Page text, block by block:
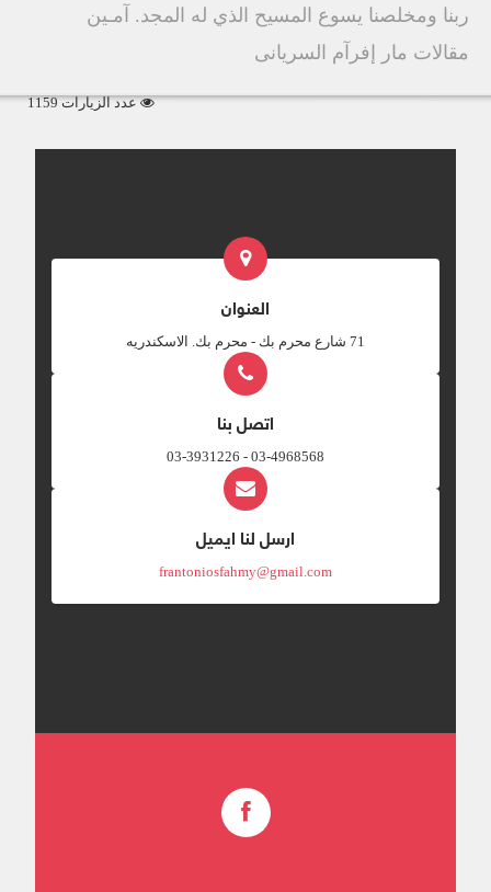
ربنا ومخلصنا يسوع المسيح الذي له المجد. آمـين
مقالات مار إفرآم السريانى
عدد الزيارات 1159
العنوان
‎71 شارع محرم بك - محرم بك. الاسكندريه
اتصل بنا
03-4968568 - 03-3931226
ارسل لنا ايميل
frantoniosfahmy@gmail.com